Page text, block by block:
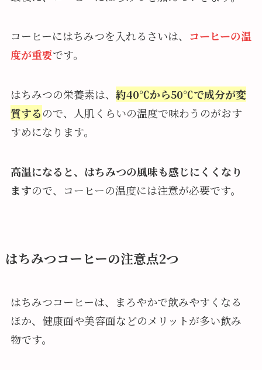
コーヒーにはちみつを入れるさいは、 コーヒーの温
度が重要です。
はちみつの栄養素は、 約40℃から50℃で成分が変
質するので、人肌くらいの温度で味わうのがおす
すめになります。
高温になると、はちみつの風味も感じにくくなり
ますので、コーヒーの温度には注意が必要です。
はちみつコーヒーの注意点2つ
はちみつコーヒーは、まろやかで飲みやすくなる
ほか、健康面や美容面などのメリットが多い飲み
物です。